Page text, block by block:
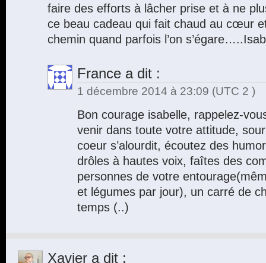
faire des efforts à lâcher prise et à ne
ce beau cadeau qui fait chaud au cœur
chemin quand parfois l’on
France a dit :
1 décembre 2014 à 23:09 (UTC 2 )
Bon courage isabelle, rappelez-
venir dans toute votre attitude,
coeur s’alourdit, écoutez des
drôles à hautes voix, faîtes des
personnes de votre
et légumes par jour), un carré de
temps (..)
Xavier a dit :